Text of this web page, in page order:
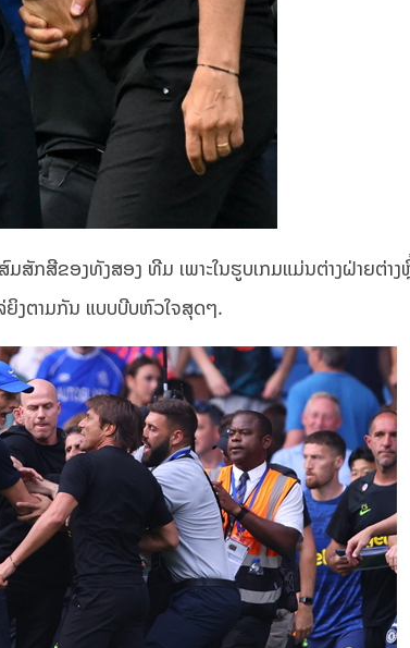
ສັກສີຂອງທັງສອງ ທີມ ເພາະໃນຮູບເກມແມ່ນຕ່າງຝ່າຍຕ່າ
ຍິງຕາມກັນ ແບບບີບຫົວໃຈສຸດໆ.